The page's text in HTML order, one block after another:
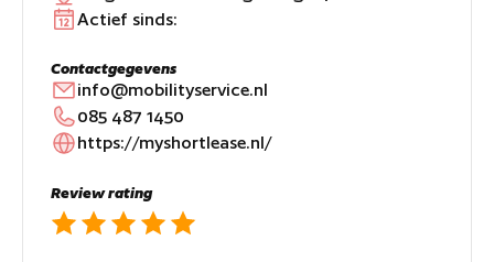
Actief sinds:
Contactgegevens
info@mobilityservice.nl
085 487 1450
https://myshortlease.nl/
Review rating